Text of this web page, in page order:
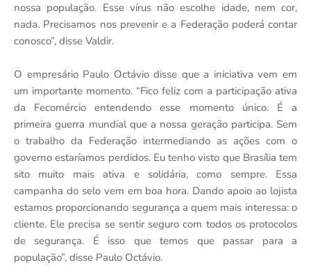
nossa população. Esse vírus não escolhe idade, nem cor,
nada. Precisamos nos prevenir e a Federação poderá contar
conosco”, disse Valdir.
O empresário Paulo Octávio disse que a iniciativa vem em
um importante momento. “Fico feliz com a participação ativa
da Fecomércio entendendo esse momento único. É a
primeira guerra mundial que a nossa geração participa. Sem
o trabalho da Federação intermediando as ações com o
governo estaríamos perdidos. Eu tenho visto que Brasília tem
sito muito mais ativa e solidária, como sempre. Essa
campanha do selo vem em boa hora. Dando apoio ao lojista
estamos proporcionando segurança a quem mais interessa: o
cliente. Ele precisa se sentir seguro com todos os protocolos
de segurança. É isso que temos que passar para a
população”, disse Paulo Octávio.